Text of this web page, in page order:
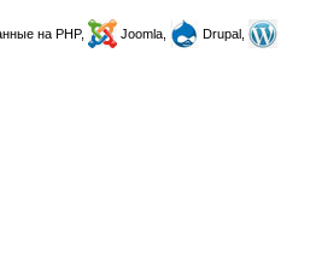
на PHP, Joomla,
Drupal,